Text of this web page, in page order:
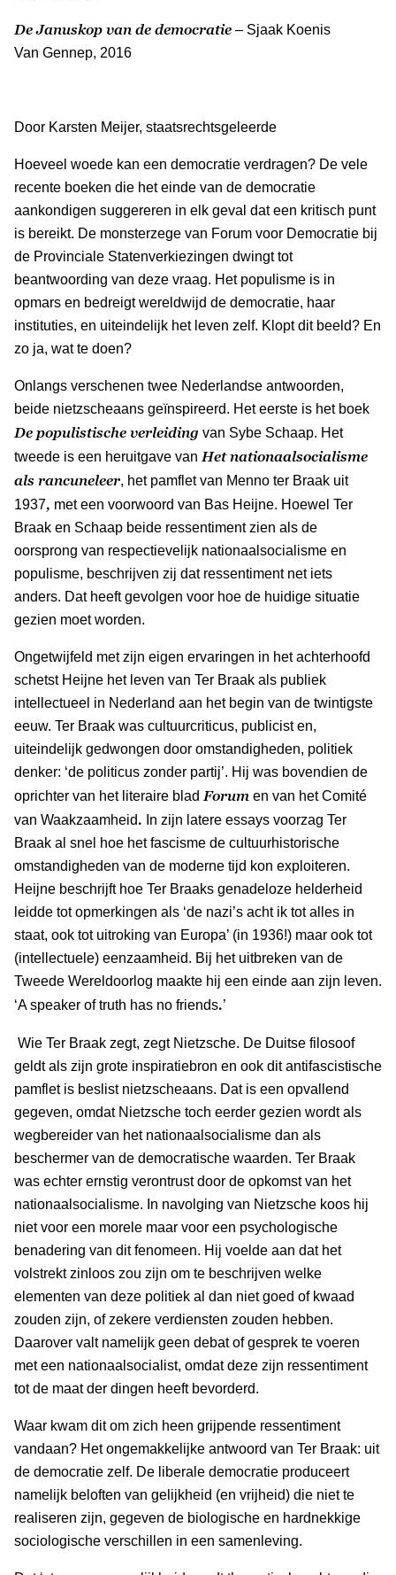
De Januskop van de democratie – Sjaak Koenis
Van Gennep, 2016
Door Karsten Meijer, staatsrechtsgeleerde
Hoeveel woede kan een democratie verdragen? De vele
recente boeken die het einde van de democratie
aankondigen suggereren in elk geval dat een kritisch punt
is bereikt. De monsterzege van Forum voor Democratie bij
de Provinciale Statenverkiezingen dwingt tot
beantwoording van deze vraag. Het populisme is in
opmars en bedreigt wereldwijd de democratie, haar
instituties, en uiteindelijk het leven zelf. Klopt dit beeld? En
zo ja, wat te doen?
Onlangs verschenen twee Nederlandse antwoorden,
beide nietzscheaans geïnspireerd. Het eerste is het boek
De populistische verleiding van Sybe Schaap. Het
tweede is een heruitgave van Het nationaalsocialisme
als rancuneleer, het pamflet van Menno ter Braak uit
1937, met een voorwoord van Bas Heijne. Hoewel Ter
Braak en Schaap beide ressentiment zien als de
oorsprong van respectievelijk nationaalsocialisme en
populisme, beschrijven zij dat ressentiment net iets
anders. Dat heeft gevolgen voor hoe de huidige situatie
gezien moet worden.
Ongetwijfeld met zijn eigen ervaringen in het achterhoofd
schetst Heijne het leven van Ter Braak als publiek
intellectueel in Nederland aan het begin van de twintigste
eeuw. Ter Braak was cultuurcriticus, publicist en,
uiteindelijk gedwongen door omstandigheden, politiek
denker: ‘de politicus zonder partij’. Hij was bovendien de
oprichter van het literaire blad Forum en van het Comité
van Waakzaamheid.
In zijn latere essays voorzag Ter
Braak al snel hoe het fascisme de cultuurhistorische
omstandigheden van de moderne tijd kon exploiteren.
Heijne beschrijft hoe Ter Braaks genadeloze helderheid
leidde tot opmerkingen als ‘de nazi’s acht ik tot alles in
staat, ook tot uitroking van Europa’ (in 1936!) maar ook tot
(intellectuele) eenzaamheid. Bij het uitbreken van de
Tweede Wereldoorlog maakte hij een einde aan zijn leven.
‘A speaker of truth has no friends.’
Wie Ter Braak zegt, zegt Nietzsche. De Duitse filosoof
geldt als zijn grote inspiratiebron en ook dit antifascistische
pamflet is beslist nietzscheaans. Dat is een opvallend
gegeven, omdat Nietzsche toch eerder gezien wordt als
wegbereider van het nationaalsocialisme dan als
beschermer van de democratische waarden. Ter Braak
was echter ernstig verontrust door de opkomst van het
nationaalsocialisme. In navolging van Nietzsche koos hij
niet voor een morele maar voor een psychologische
benadering van dit fenomeen. Hij voelde aan dat het
volstrekt zinloos zou zijn om te beschrijven welke
elementen van deze politiek al dan niet goed of kwaad
zouden zijn, of zekere verdiensten zouden hebben.
Daarover valt namelijk geen debat of gesprek te voeren
met een nationaalsocialist, omdat deze zijn ressentiment
tot de maat der dingen heeft bevorderd.
Waar kwam dit om zich heen grijpende ressentiment
vandaan? Het ongemakkelijke antwoord van Ter Braak: uit
de democratie zelf. De liberale democratie produceert
namelijk beloften van gelijkheid (en vrijheid) die niet te
realiseren zijn, gegeven de biologische en hardnekkige
sociologische verschillen in een samenleving.